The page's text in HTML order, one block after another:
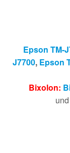
Epson TM-
J7700, Epson
Bixolon: